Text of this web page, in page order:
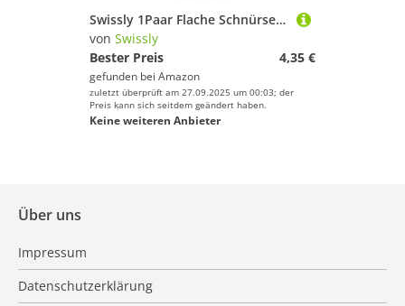
Swissly 1Paar Flache Schnürsenkel für Sneaker und Sportschuhe - sehr reißfest - ca. 7,0 mm breit aus 100% Polyester, Farbe: neon.pink Länge: 70cm
von Swissly
Bester Preis
4,35 €
gefunden bei Amazon
zuletzt überprüft am 27.09.2025 um 00:03; der
Preis kann sich seitdem geändert haben.
Keine weiteren Anbieter
Über uns
Impressum
Datenschutzerklärung